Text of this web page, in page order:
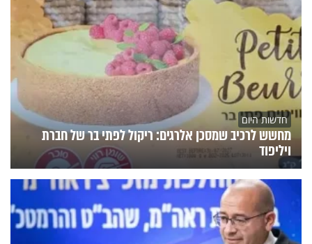
חדשות היום
מחשש לרכיב שמסכן אלרגים: ריקול לפתי בר של חברת
ויליפוד